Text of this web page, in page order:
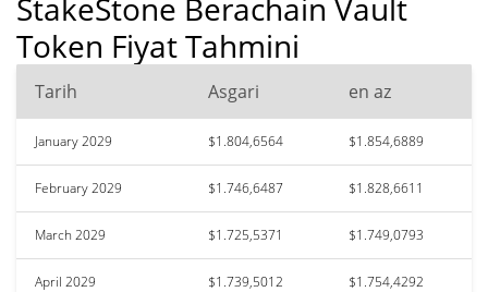
StakeStone Berachain Vault
Token Fiyat Tahmini
Tarih Asgari en az
January 2029 $1.804,6564 $1.854,6889
February 2029 $1.746,6487 $1.828,6611
March 2029 $1.725,5371 $1.749,0793
April 2029 $1.739,5012 $1.754,4292